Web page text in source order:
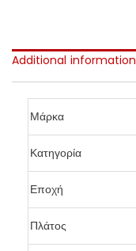
Additional information
Μάρκα
Κατηγορία
Εποχή
Πλάτος